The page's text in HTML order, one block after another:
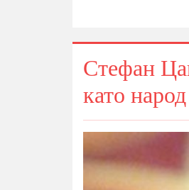
Стефан
като народ